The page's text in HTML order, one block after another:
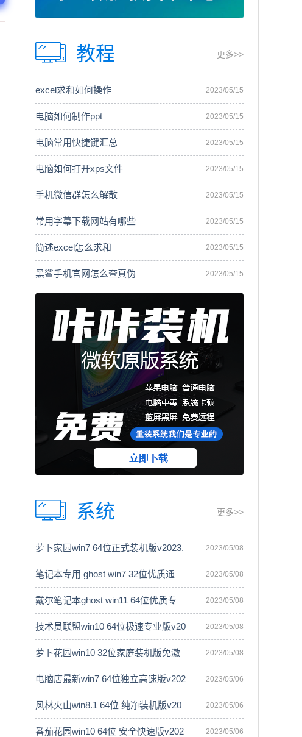
教程 更多>>
excel求和如何操作 2023/05/15
电脑如何制作ppt 2023/05/15
电脑常用快捷键汇总 2023/05/15
电脑如何打开xps文件 2023/05/15
手机微信群怎么解散 2023/05/15
常用字幕下载网站有哪些 2023/05/15
简述excel怎么求和 2023/05/15
黑鲨手机官网怎么查真伪 2023/05/15
系统 更多>>
萝卜家园win7 64位正式装机版v2023. 2023/05/08
笔记本专用 ghost win7 32位优质通 2023/05/08
戴尔笔记本ghost win11 64位优质专 2023/05/08
技术员联盟win10 64位极速专业版v20 2023/05/08
萝卜花园win10 32位家庭装机版免激 2023/05/08
电脑店最新win7 64位独立高速版v202 2023/05/06
风林火山win8.1 64位 纯净装机版v20 2023/05/06
番茄花园win10 64位 安全快速版v202 2023/05/06